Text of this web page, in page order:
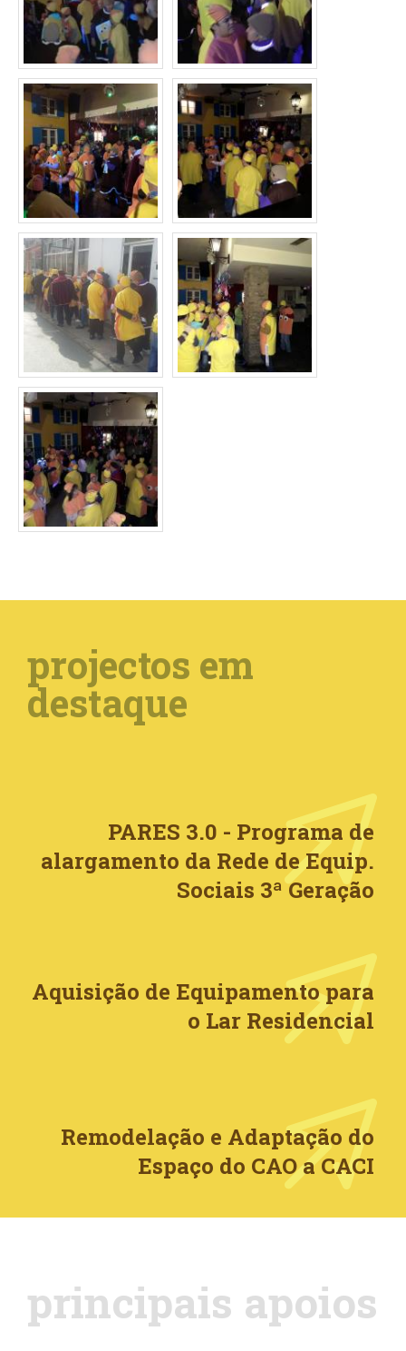
projectos em
destaque
PARES 3.0 - Programa de
alargamento da Rede de Equip.
Sociais 3ª Geração
Aquisição de Equipamento para
o Lar Residencial
Remodelação e Adaptação do
Espaço do CAO a CACI
principais apoios